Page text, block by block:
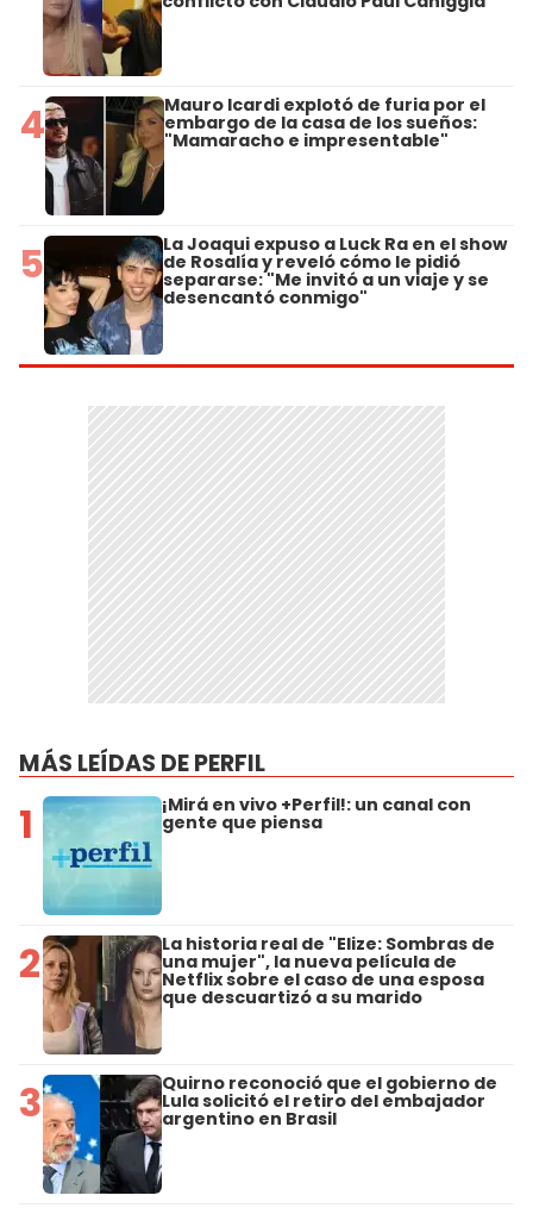
4 Mauro Icardi explotó de furia por el
embargo de la casa de los sueños:
"Mamaracho e impresentable"
5 La Joaqui expuso a Luck Ra en el show
de Rosalía y reveló cómo le pidió
separarse: "Me invitó a un viaje y se
desencantó conmigo"
MÁS LEÍDAS DE PERFIL
1 ¡Mirá en vivo +Perfil!: un canal con
gente que piensa
2 La historia real de "Elize: Sombras de
una mujer", la nueva película de
Netflix sobre el caso de una esposa
que descuartizó a su marido
3 Quirno reconoció que el gobierno de
Lula solicitó el retiro del embajador
argentino en Brasil